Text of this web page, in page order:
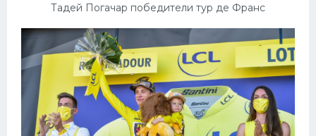
Тадей Погачар победители тур де Франс